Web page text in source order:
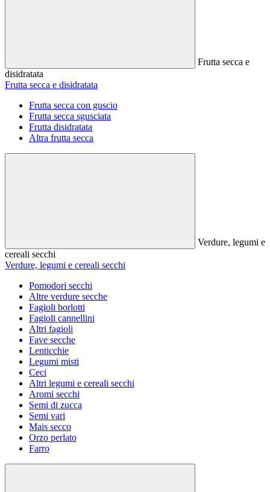
Frutta secca e
disidratata
Frutta secca e disidratata
Frutta secca con guscio
Frutta secca sgusciata
Frutta disidratata
Altra frutta secca
Verdure, legumi e
cereali secchi
Verdure, legumi e cereali secchi
Pomodori secchi
Altre verdure secche
Fagioli borlotti
Fagioli cannellini
Altri fagioli
Fave secche
Lenticchie
Legumi misti
Ceci
Altri legumi e cereali secchi
Aromi secchi
Semi di zucca
Semi vari
Mais secco
Orzo perlato
Farro